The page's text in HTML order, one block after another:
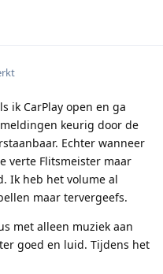
ik CarPlay open en ga
keurig door de
Echter wanneer
verte Flitsmeister maar
Ik heb het volume al
maar tervergeefs.
met alleen muziek aan
goed en luid. Tijdens het